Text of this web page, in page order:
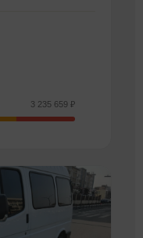
3 235 659 ₽